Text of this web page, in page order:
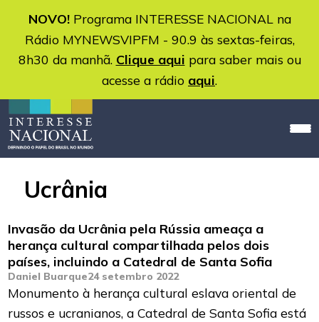
NOVO!Programa INTERESSE NACIONAL na
Rádio MYNEWSVIPFM - 90.9 às sextas-feiras,
8h30 da manhã. Clique aqui para saber mais ou
acesse a rádio aqui.
Ucrânia
Invasão da Ucrânia pela Rússia ameaça a
herança cultural compartilhada pelos dois
países, incluindo a Catedral de Santa Sofia
Daniel Buarque24 setembro 2022
Monumento à herança cultural eslava oriental de
russos e ucranianos, a Catedral de Santa Sofia está